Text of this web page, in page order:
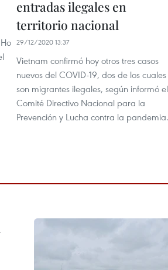
entradas ilegales en
territorio nacional
29/12/2020 13:37
Vietnam confirmó hoy otros tres casos
nuevos del COVID-19, dos de los cuales
son migrantes ilegales, según informó el
Comité Directivo Nacional para la
Prevención y Lucha contra la pandemia.